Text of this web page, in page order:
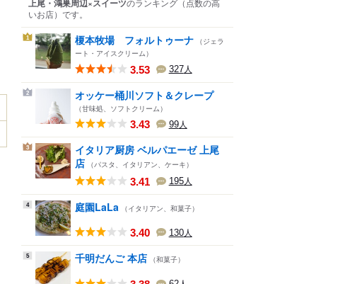
上尾・鴻巣周辺×スイーツのランキング （点数の高
いお店） です。
1 榎本牧場 フォルトゥーナ （ジェラ
ート・アイスクリーム）
3.53 327人
2 オッケー桶川ソフト＆クレープ
（甘味処、ソフトクリーム）
3.43 99人
3
イタリア厨房 ベルパエーゼ 上尾
店 （パスタ、イタリアン、ケーキ）
3.41 195人
4 庭園LaLa （イタリアン、和菓子）
3.40 130人
5 千明だんご 本店 （和菓子）